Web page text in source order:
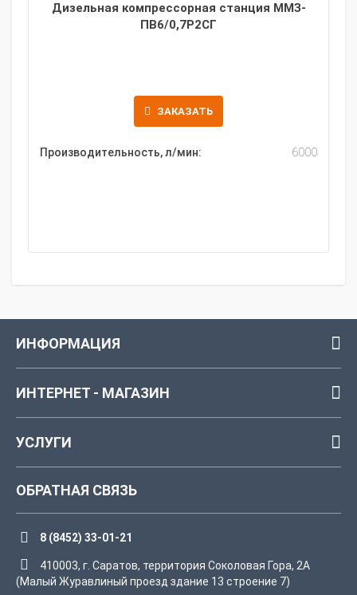
Дизельная компрессорная станция ММЗ-
ПВ6/0,7Р2СГ
ЗАКАЗАТЬ
Производительность, л/мин: 6000
ИНФОРМАЦИЯ
ИНТЕРНЕТ - МАГАЗИН
УСЛУГИ
ОБРАТНАЯ СВЯЗЬ
8 (8452) 33-01-21
410003, г. Саратов, территория Соколовая Гора, 2А
(Малый Журавлиный проезд здание 13 строение 7)